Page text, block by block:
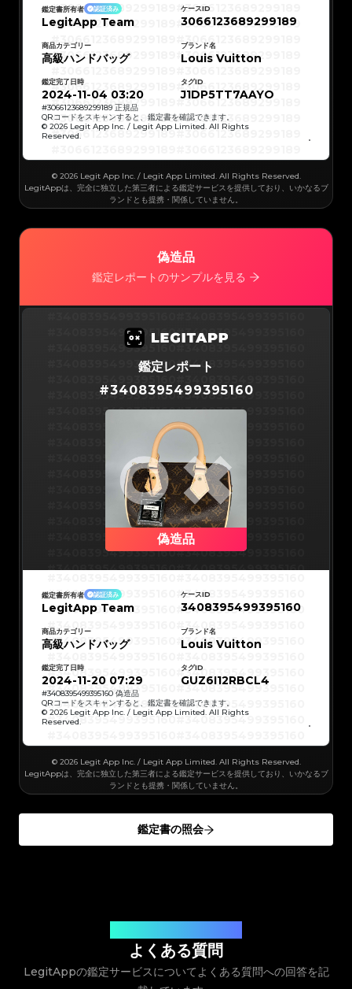
#3066123689299189
#3066123689299189
#3066123689299189
#3066123689299189
#3066123689299189
#3066123689299189
#3066123689299189
#3066123689299189
#3066123689299189
#3066123689299189
#3066123689299189
#3066123689299189
#3066123689299189
#3066123689299189#3066123689299189
#3066123689299189
#3066123689299189#3066123689299189
#3066123689299189#3066123689299189
#3066123689299189#3066123689299189
#3066123689299189#3066123689299189
#3066123689299189#3066123689299189
#3066123689299189#3066123689299189
#3066123689299189#3066123689299189
#3066123689299189#3066123689299189
#3066123689299189 #3066123689299189
#3066123689299189
#3066123689299189
#3066123689299189#3066123689299189
#3066123689299189#3066123689299189
#3066123689299189#3066123689299189
#3066123689299189
#3066123689299189
#3066123689299189
#3066123689299189
#3066123689299189#3066123689299189
#3066123689299189#3066123689299189
#3066123689299189#3066123689299189
#3066123689299189#3066123689299189
#3066123689299189#3066123689299189
#3066123689299189#3066123689299189
#3066123689299189
#3066123689299189
#3066123689299189
#3066123689299189
#3066123689299189
#3066123689299189
#3066123689299189
#3066123689299189
#3066123689299189
#3066123689299189
#3066123689299189
#3066123689299189#3066123689299189
#3066123689299189
#3066123689299189#3066123689299189
#3066123689299189#3066123689299189
#3066123689299189#3066123689299189
#3066123689299189#3066123689299189
#3066123689299189#3066123689299189
#3066123689299189#3066123689299189
#3066123689299189 #3066123689299189
#3066123689299189#3066123689299189
#3066123689299189
#3066123689299189
#3066123689299189
#3066123689299189
#3066123689299189
#3066123689299189
#3066123689299189
#3066123689299189
#3066123689299189
#3066123689299189
#3066123689299189
#3066123689299189
#3066123689299189#3066123689299189
#3066123689299189#3066123689299189
#3066123689299189#3066123689299189
#3066123689299189#3066123689299189
#3066123689299189#3066123689299189
#3066123689299189#3066123689299189
#3066123689299189#3066123689299189
#3066123689299189#3066123689299189
#3066123689299189#3066123689299189
#3066123689299189#3066123689299189
#3066123689299189#3066123689299189
#3066123689299189#3066123689299189
#3066123689299189#3066123689299189
#3066123689299189
#3066123689299189
#3066123689299189#3066123689299189
#3066123689299189
#3066123689299189
#3066123689299189#3066123689299189
#3066123689299189#3066123689299189
#3066123689299189#3066123689299189
#3066123689299189#3066123689299189
#3066123689299189#3066123689299189
#3066123689299189#3066123689299189
#3066123689299189#3066123689299189
#3066123689299189
#3066123689299189
#3066123689299189
#3066123689299189
#3066123689299189
#3066123689299189
#3066123689299189
#3066123689299189
#3066123689299189
#3066123689299189
#3066123689299189
#3066123689299189#3066123689299189
#3066123689299189#3066123689299189
#3066123689299189#3066123689299189
#3066123689299189#3066123689299189
#3066123689299189#3066123689299189
#3066123689299189#3066123689299189
#3066123689299189#3066123689299189
#3066123689299189#3066123689299189
#3066123689299189#3066123689299189
#3066123689299189#3066123689299189
#3066123689299189#3066123689299189
#3066123689299189#3066123689299189
#3066123689299189#3066123689299189
#3066123689299189
#3066123689299189
鑑定書所有者 認証済み
LegitApp Team
ケースID
3066123689299189
商品カテゴリー
高級ハンドバッグ
ブランド名
Louis Vuitton
鑑定完了日時
2024-11-04 03:20
タグID
J1DP5TT7AAYO
#3066123689299189 正規品
QRコードをスキャンすると、鑑定書を確認できます。
© 2026 Legit App Inc. / Legit App Limited. All Rights
Reserved.
© 2026 Legit App Inc. / Legit App Limited. All Rights Reserved.
LegitAppは、完全に独立した第三者による鑑定サービスを提供しており、いかなるブ
ランドとも提携・関係していません。
偽造品
鑑定レポートのサンプルを見る
#3408395499395160#3408395499395160
#3408395499395160#3408395499395160
#3408395499395160#3408395499395160
#3408395499395160#3408395499395160
#3408395499395160#3408395499395160
#3408395499395160#3408395499395160
#3408395499395160
#3408395499395160
#3408395499395160
#3408395499395160
#3408395499395160#3408395499395160
#3408395499395160#3408395499395160
#3408395499395160#3408395499395160
#3408395499395160#3408395499395160
#3408395499395160#3408395499395160
#3408395499395160#3408395499395160
#3408395499395160#3408395499395160
#3408395499395160
#3408395499395160
#3408395499395160
#3408395499395160
#3408395499395160
#3408395499395160
#3408395499395160
#3408395499395160
#3408395499395160
#3408395499395160
#3408395499395160
#3408395499395160
#3408395499395160
#3408395499395160#3408395499395160
#3408395499395160
#3408395499395160#3408395499395160
#3408395499395160#3408395499395160
#3408395499395160#3408395499395160
#3408395499395160
#3408395499395160
#3408395499395160#3408395499395160
#3408395499395160 #3408395499395160
#3408395499395160 #3408395499395160
#3408395499395160#3408395499395160
鑑定レポート
#3408395499395160
偽造品
#3408395499395160
#3408395499395160
#3408395499395160
#3408395499395160
#3408395499395160
#3408395499395160
#3408395499395160
#3408395499395160
#3408395499395160
#3408395499395160
#3408395499395160
#3408395499395160
#3408395499395160#3408395499395160
#3408395499395160#3408395499395160
#3408395499395160#3408395499395160
#3408395499395160#3408395499395160
#3408395499395160#3408395499395160
#3408395499395160#3408395499395160
#3408395499395160#3408395499395160
#3408395499395160#3408395499395160
#3408395499395160#3408395499395160
#3408395499395160#3408395499395160
#3408395499395160#3408395499395160
#3408395499395160#3408395499395160
#3408395499395160#3408395499395160
鑑定書所有者 認証済み
LegitApp Team
ケースID
3408395499395160
商品カテゴリー
高級ハンドバッグ
ブランド名
Louis Vuitton
鑑定完了日時
2024-11-20 07:29
タグID
GUZ6I12RBCL4
#3408395499395160 偽造品
QRコードをスキャンすると、鑑定書を確認できます。
© 2026 Legit App Inc. / Legit App Limited. All Rights
Reserved.
© 2026 Legit App Inc. / Legit App Limited. All Rights Reserved.
LegitAppは、完全に独立した第三者による鑑定サービスを提供しており、いかなるブ
ランドとも提携・関係していません。
鑑定書の照会
よくある質問
LegitAppの鑑定サービスについてよくある質問への回答を記